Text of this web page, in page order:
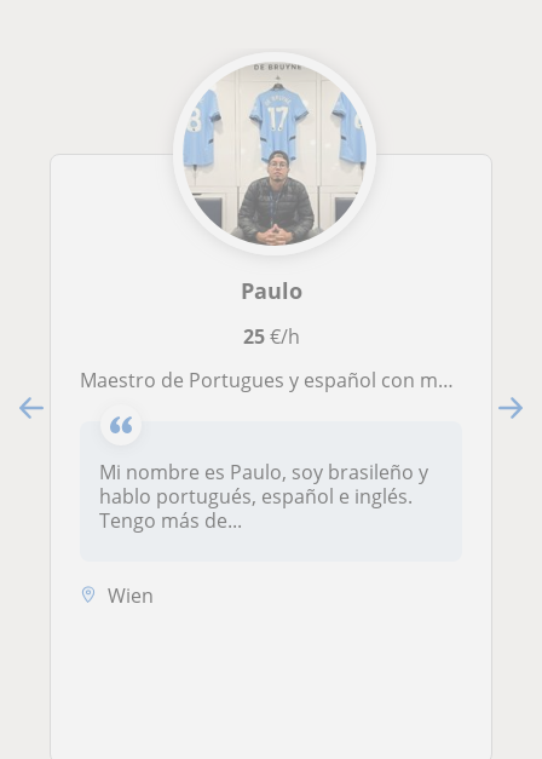
Paulo
25€/h
maestro de Portugues y español con mas de 5 años de carrera.
Mi nombre es Paulo, soy brasileño y
hablo portugués, español e inglés.
Tengo más de...
Wien